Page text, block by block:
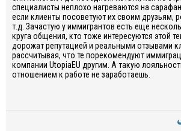
специалисты неплохо нагреваются на
если клиенты посоветуют их своим друзьям,
т.д. Зачастую у иммигрантов есть еще
круга общения, кто тоже интересуются этой
дорожат репутацией и реальными отзывами
рассчитывая, что те порекомендуют
компании UtopiaEU другим. А такую
отношением к работе не заработаешь.